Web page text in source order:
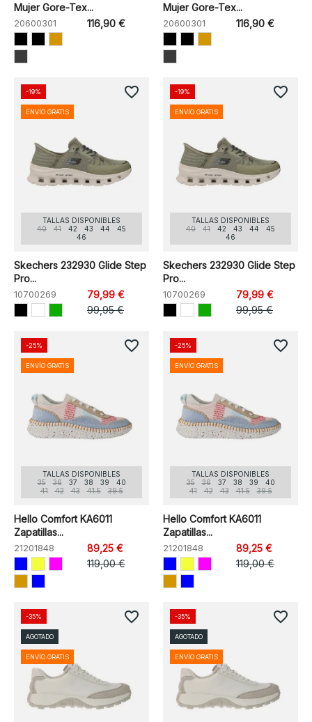
Mujer Gore-Tex...
20600301 116,90 €
Mujer Gore-Tex...
20600301 116,90 €
TALLAS DISPONIBLES
40
41 42 43 44
45
46
Skechers 232930 Glide Step
Pro...
10700269
79,99 €
99,95 €
-19%
ENVÍO GRATIS
favorite_border
TALLAS DISPONIBLES
40
41 42 43 44
45
46
Skechers 232930 Glide Step
Pro...
10700269
79,99 €
99,95 €
-19%
ENVÍO GRATIS
favorite_border
TALLAS DISPONIBLES
35
36 37 38 39
40
41
42 43 41.5 39.5
Hello Comfort KA6011
Zapatillas...
21201848
89,25 €
119,00 €
-25%
ENVÍO GRATIS
favorite_border
TALLAS DISPONIBLES
35
36 37 38 39
40
41
42 43 41.5 39.5
Hello Comfort KA6011
Zapatillas...
21201848
89,25 €
119,00 €
-25%
ENVÍO GRATIS
favorite_border
-35%
AGOTADO
ENVÍO GRATIS
favorite_border -35%
AGOTADO
ENVÍO GRATIS
favorite_border